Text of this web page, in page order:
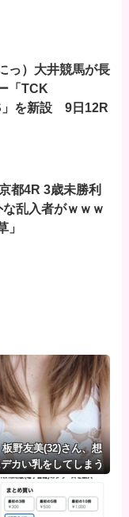
っ）大井競馬が長
「TCK
」を新設 9日12R
都4R 3歳未勝利
乱入者がｗｗｗ
」
野友美(32)さん、想
カい乳をしてしまう
www